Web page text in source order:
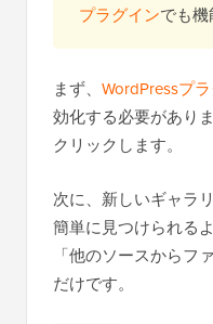
プラグインでも機
まず、 WordPressプ
効化する必要があり
クリックします。
次に、新しいギャラ
簡単に見つけられる
「他のソースからフ
だけです。